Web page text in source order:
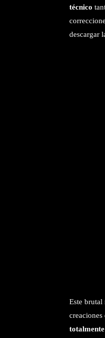
técnico
descargar
Este brutal